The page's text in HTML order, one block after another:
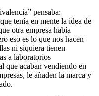
pensaba:
tenía en mente la idea de
otra empresa había
eso es lo que nos hacen
ni siquiera tienen
a laboratorios
que acaban vendiendo en
le añaden la marca y